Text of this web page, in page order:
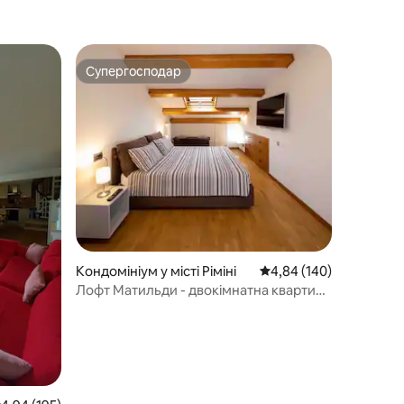
Супергосподар
Супергосподар
Кондомініум у місті Ріміні Середня оцінка: 4,84
4,84 (140)
Лофт Матильди - двокімнатна квартира